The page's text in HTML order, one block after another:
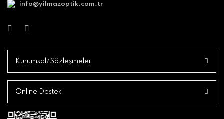
info@yilmazoptik.com.tr
Kurumsal/Sözleşmeler
Online Destek